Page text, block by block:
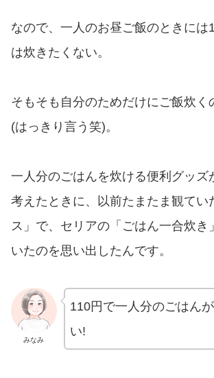
なので、一人のお昼ご飯のときには
は炊きたくない。
そもそも自分のためだけにご飯炊く
(はっきり言う笑)。
一人分のごはんを炊ける便利グッズ
考えたときに、以前たまたま観てい
ス」で、セリアの「ごはん一合炊き
いたのを思い出したんです。
みなみ
110円で一人分のごはん
い!